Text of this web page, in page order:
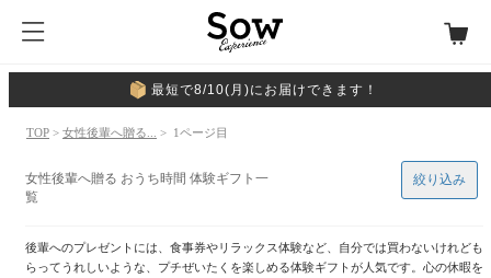
最短で8/10(月)にお届けできます！
TOP > 女性後輩へ贈る... > 1ページ目
女性後輩へ贈る おうち時間 体験ギフト一
覧
後輩へのプレゼントには、食事券やリラックス体験など、自分では買わないけれども
らってうれしいような、プチぜいたくを楽しめる体験ギフトが人気です。心の休暇を
絞り込み